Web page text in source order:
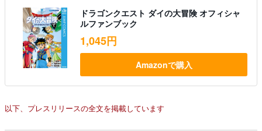
ドラゴンクエスト ダイの大冒険 オフィシャ
ルファンブック
1,045円
Amazonで購入
以下、プレスリリースの全文を掲載しています